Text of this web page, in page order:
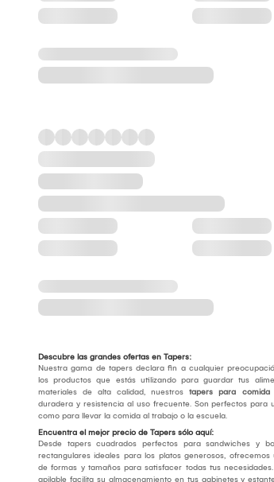
Descubre las grandes ofertas en Tapers:
Nuestra gama de tapers declara fin a cualquier
los productos que estás utilizando para guardar tus
materiales de alta calidad, nuestros tapers para comida
duradera y resistencia al uso frecuente. Son perfectos para
como para llevar la comida al trabajo o la escuela.
Encuentra el mejor precio de Tapers sólo aquí:
Desde tapers cuadrados perfectos para sandwiches y
rectangulares ideales para los platos generosos, ofrecemos
de formas y tamaños para satisfacer todas tus
apilable facilita su almacenamiento en tus gabinetes y